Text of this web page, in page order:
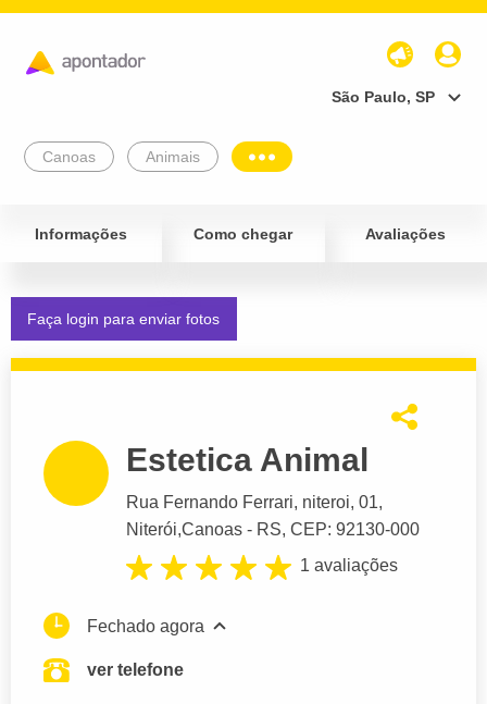
São Paulo, SP
Canoas Animais
Informações Como chegar Avaliações
Faça login para enviar fotos
Estetica Animal
Rua Fernando Ferrari, niteroi, 01,
Niterói,Canoas - RS, CEP: 92130-000
1 avaliações
Fechado agora
ver telefone